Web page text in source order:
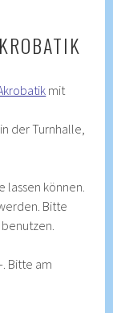
mit
der Turnhalle,
lassen können.
Bitte
Bitte am